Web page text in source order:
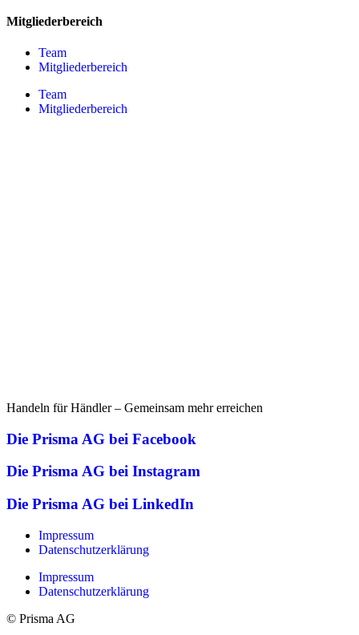
Mitgliederbereich
Team
Mitgliederbereich
Team
Mitgliederbereich
Handeln für Händler – Gemeinsam mehr erreichen
Die Prisma AG bei Facebook
Die Prisma AG bei Instagram
Die Prisma AG bei LinkedIn
Impressum
Datenschutzerklärung
Impressum
Datenschutzerklärung
© Prisma AG